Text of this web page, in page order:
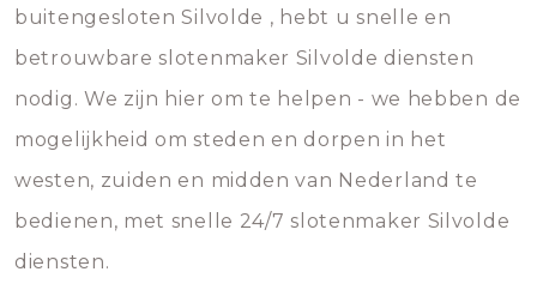
buitengesloten Silvolde , hebt u snelle en
betrouwbare slotenmaker Silvolde diensten
nodig. We zijn hier om te helpen - we hebben de
mogelijkheid om steden en dorpen in het
westen, zuiden en midden van Nederland te
bedienen, met snelle 24/7 slotenmaker Silvolde
diensten.